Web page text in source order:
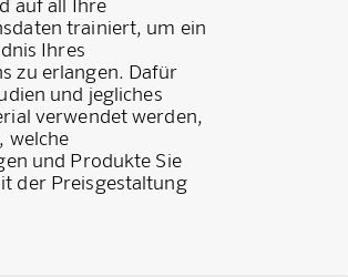
trainiert, um ein
Ihres
zu erlangen. Dafür
und jegliches
verwendet werden,
welche
und Produkte Sie
der Preisgestaltung